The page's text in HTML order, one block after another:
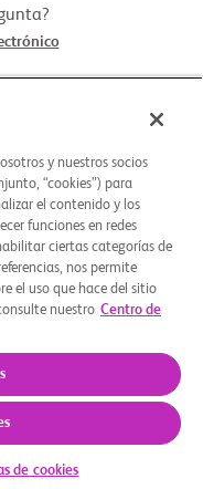
STUDY CONNECT
Company
y nuestros socios
“cookies”) para
el contenido y los
funciones en redes
ciertas categorías de
nos permite
el uso que hace del sitio
nuestro Centro de
de cookies